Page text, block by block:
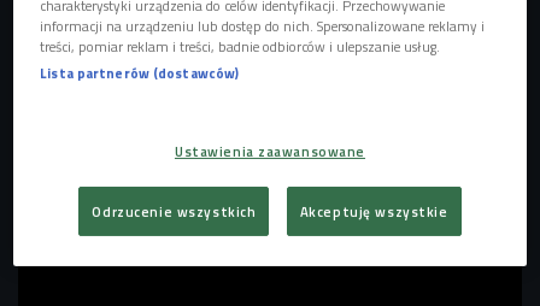
będzie nosił tytuł"Your Favorite Toy" . Do sieci trafił już
tytułowy singiel. Zespół podkreśla, że nowy materiał
powstawał w bardziej kameralnych warunkach
jednocześnie pierwsza płyta nagrana z udziałem perkusisty
charakterystyki urządzenia do celów identyfikacji. Przechowywanie
informacji na urządzeniu lub dostęp do nich. Spersonalizowane reklamy i
treści, pomiar reklam i treści, badnie odbiorców i ulepszanie usług.
Lista partnerów (dostawców)
Ustawienia zaawansowane
Odrzucenie wszystkich Akceptuję wszystkie